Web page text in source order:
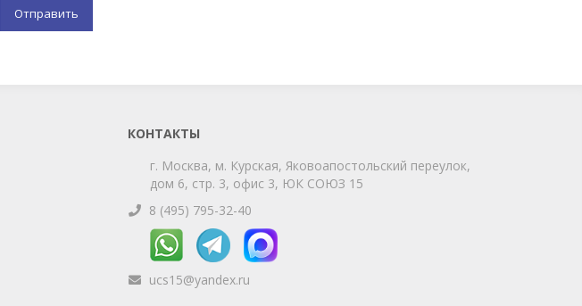
КОНТАКТЫ
г. Москва, м. Курская, Яковоапостольский переулок,
дом 6, стр. 3, офис 3, ЮК СОЮЗ 15
8 (495) 795-32-40
ucs15@yandex.ru
Telegram Max
Телефон